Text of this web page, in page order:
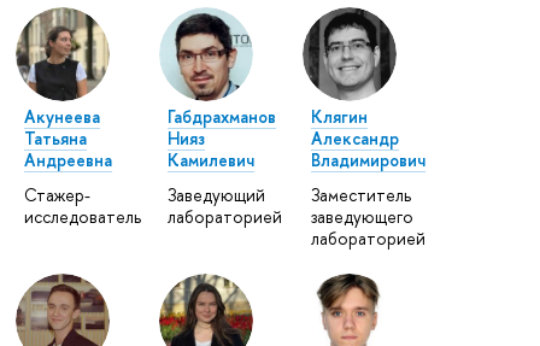
Акунеева
Татьяна
Андреевна
Стажер-
исследователь
Габдрахманов
Нияз
Камилевич
Заведующий
лабораторией
Клягин
Александр
Владимирович
Заместитель
заведующего
лабораторией